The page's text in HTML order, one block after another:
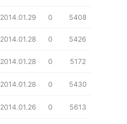
2014.01.29 0 5408
2014.01.28 0 5426
2014.01.28 0 5172
2014.01.28 0 5430
2014.01.26 0 5613